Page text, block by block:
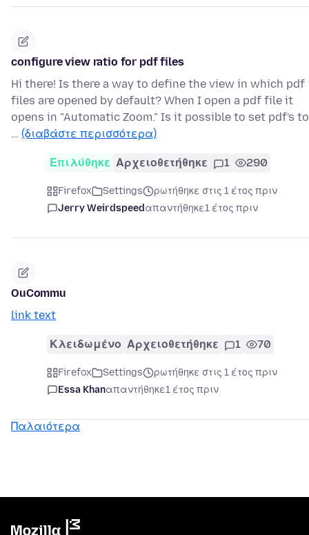
configure view ratio for pdf files
Hi there! Is there a way to define the view in which pdf
files are opened by default? When I open a pdf file it
opens in "Automatic Zoom." Is it possible to set pdf's to
… (διαβάστε περισσότερα)
Επιλύθηκε Αρχειοθετήθηκε 1 290
Firefox Settings
ρωτήθηκε στις 1 έτος πριν
Jerry Weirdspeedαπαντήθηκε1 έτος πριν
OuCommu
link text
Κλειδωμένο Αρχειοθετήθηκε 1 70
Firefox Settings
ρωτήθηκε στις 1 έτος πριν
Essa Khanαπαντήθηκε1 έτος πριν
Παλαιότερα